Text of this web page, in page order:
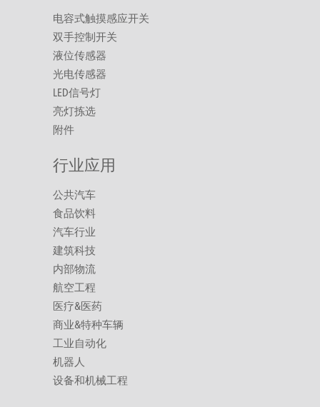
电容式触摸感应开关
双手控制开关
液位传感器
光电传感器
LED信号灯
亮灯拣选
附件
行业应用
公共汽车
食品饮料
汽车行业
建筑科技
内部物流
航空工程
医疗&医药
商业&特种车辆
工业自动化
机器人
设备和机械工程